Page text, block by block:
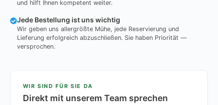
und hilft Ihnen kompetent weiter.
Jede Bestellung ist uns wichtig
Wir geben uns allergrößte Mühe, jede Reservierung und
Lieferung erfolgreich abzuschließen. Sie haben Priorität —
versprochen.
WIR SIND FÜR SIE DA
Direkt mit unserem Team sprechen